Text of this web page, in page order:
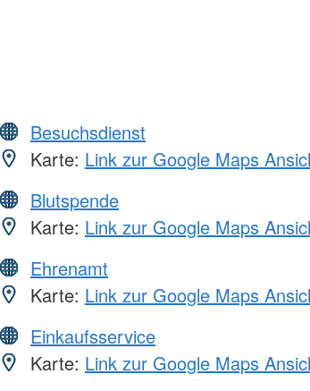
Besuchsdienst
Karte: Link zur Google Maps
Blutspende
Karte: Link zur Google Maps
Ehrenamt
Karte: Link zur Google Maps
Einkaufsservice
Karte: Link zur Google Maps